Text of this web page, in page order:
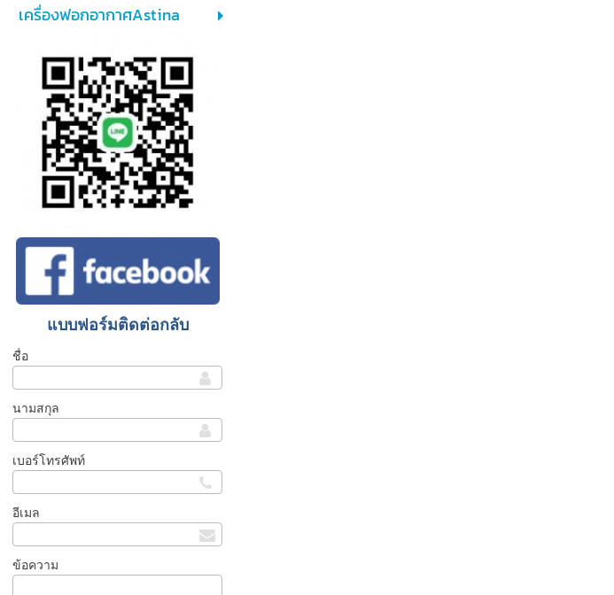
เครื่องฟอกอากาศAstina
แบบฟอร์มติดต่อกลับ
ชื่อ
นามสกุล
เบอร์โทรศัพท์
อีเมล
ข้อความ